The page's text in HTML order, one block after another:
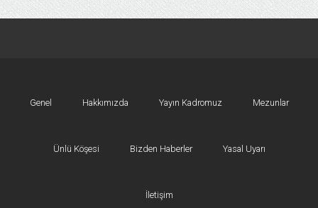
Genel Hakkımızda Yayın Kadromuz Mezunlar
Ünlü Köşesi Bizden Haberler Yasal Uyarı
İletişim